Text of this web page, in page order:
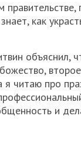
как
объяснил,
я читаю про
и